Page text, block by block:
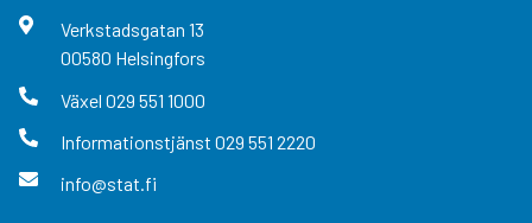
Verkstadsgatan 13
00580 Helsingfors
Växel 029 551 1000
Informationstjänst 029 551 2220
info@stat.fi